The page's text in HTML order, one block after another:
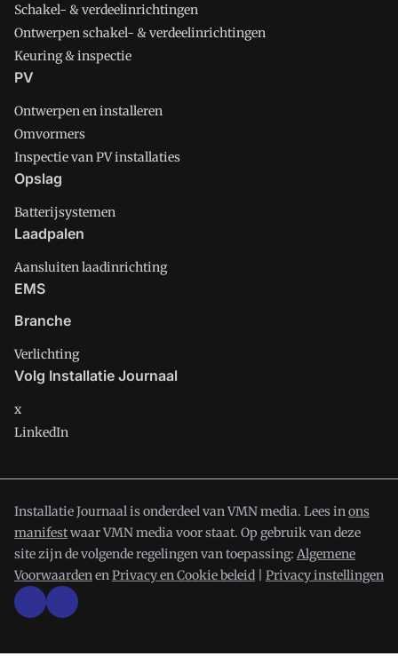
Schakel- & verdeelinrichtingen
Ontwerpen schakel- & verdeelinrichtingen
Keuring & inspectie
PV
Ontwerpen en installeren
Omvormers
Inspectie van PV installaties
Opslag
Batterijsystemen
Laadpalen
Aansluiten laadinrichting
EMS
Branche
Verlichting
Volg Installatie Journaal
x
LinkedIn
Installatie Journaal is onderdeel van VMN media. Lees inons
manifestwaar VMN media voor staat. Op gebruik van deze
site zijn de volgende regelingen van toepassing: Algemene
VoorwaardenenPrivacy en Cookie beleid Privacy instellingen